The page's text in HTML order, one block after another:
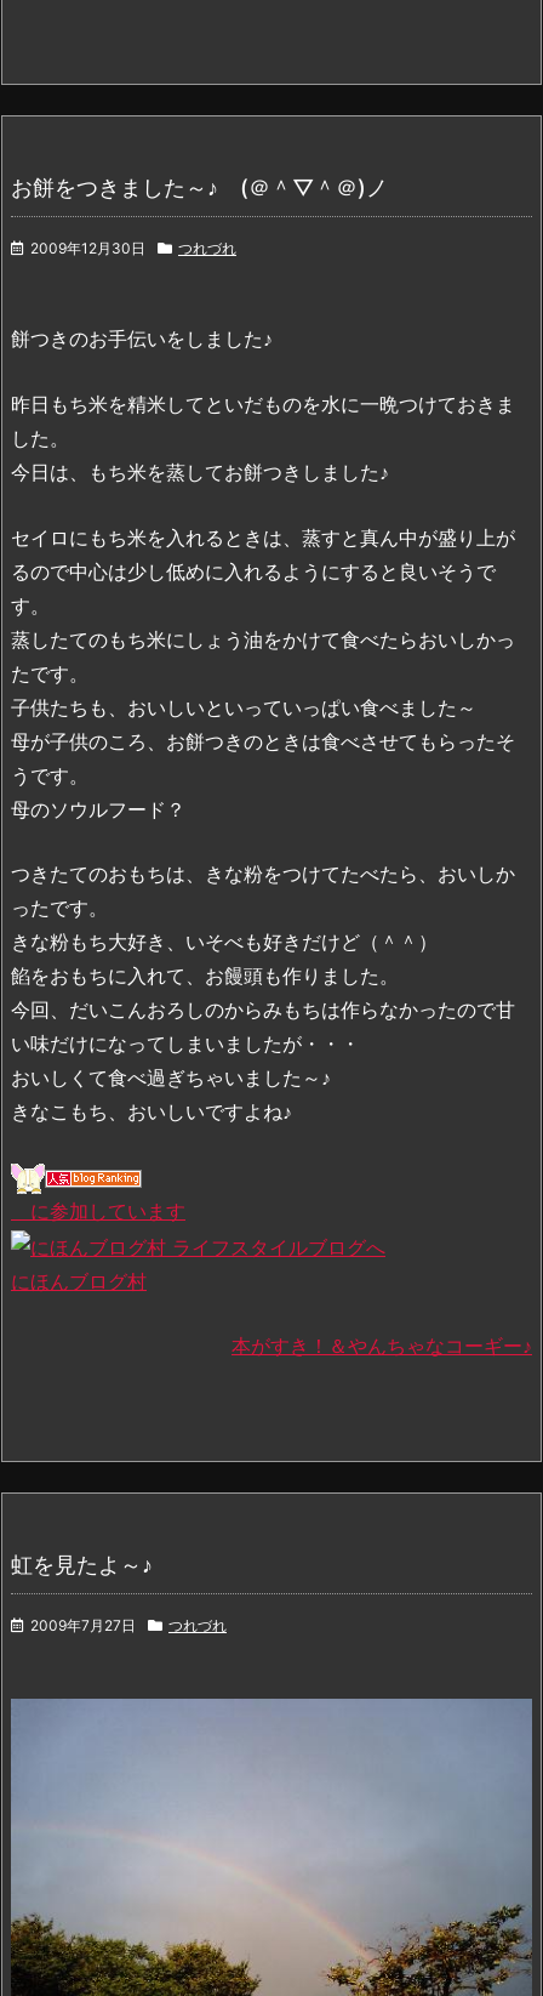
お餅をつきました～♪ (＠＾▽＾＠)ノ
2009年12月30日 つれづれ
餅つきのお手伝いをしました♪
昨日もち米を精米してといだものを水に一晩つけておきま
した。
今日は、もち米を蒸してお餅つきしました♪
セイロにもち米を入れるときは、蒸すと真ん中が盛り上が
るので中心は少し低めに入れるようにすると良いそうで
す。
蒸したてのもち米にしょう油をかけて食べたらおいしかっ
たです。
子供たちも、おいしいといっていっぱい食べました～
母が子供のころ、お餅つきのときは食べさせてもらったそ
うです。
母のソウルフード？
つきたてのおもちは、きな粉をつけてたべたら、おいしか
ったです。
きな粉もち大好き、いそべも好きだけど（＾＾）
餡をおもちに入れて、お饅頭も作りました。
今回、だいこんおろしのからみもちは作らなかったので甘
い味だけになってしまいましたが・・・
おいしくて食べ過ぎちゃいました～♪
きなこもち、おいしいですよね♪
に参加しています
にほんブログ村
本がすき！＆やんちゃなコーギー♪
虹を見たよ～♪
2009年7月27日 つれづれ